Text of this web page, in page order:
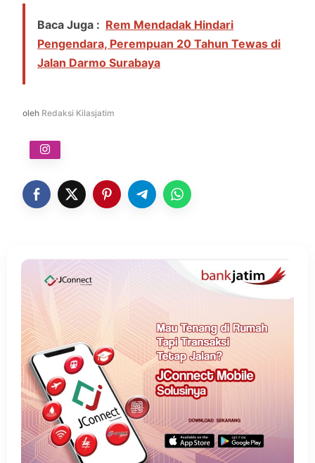
Baca Juga : Rem Mendadak Hindari
Pengendara, Perempuan 20 Tahun Tewas di
Jalan Darmo Surabaya
oleh Redaksi Kilasjatim